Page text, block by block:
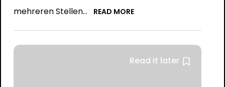
mehreren Stellen...
READ MORE
Read it later